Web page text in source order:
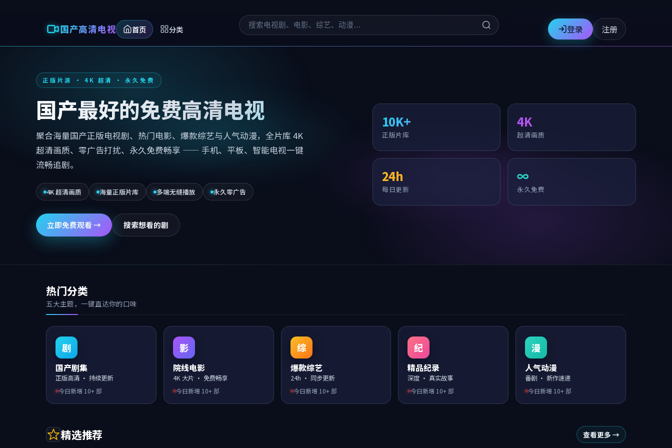
国产高清电视 首页 分类 登录 注册
正版片源 · 4K 超清 · 永久免费
国产最好的免费高清电视
聚合海量国产正版电视剧、热门电影、爆款综艺与人气动漫，全片库 4K
超清画质、零广告打扰、永久免费畅享 —— 手机、平板、智能电视一键
流畅追剧。
4K 超清画质 海量正版片库 多端无缝播放 永久零广告
立即免费观看 → 搜索想看的剧
10K+
正版片库
4K
超清画质
24h
每日更新
∞
永久免费
热门分类
五大主题，一键直达你的口味
剧
国产剧集
正版高清 · 持续更新
今日新增 10+ 部
影
院线电影
4K 大片 · 免费畅享
今日新增 10+ 部
综
爆款综艺
24h · 同步更新
今日新增 10+ 部
纪
精品纪录
深度 · 真实故事
今日新增 10+ 部
漫
人气动漫
番剧 · 新作速递
今日新增 10+ 部
精选推荐 查看更多 →